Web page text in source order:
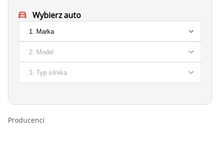
Wybierz auto
Producenci